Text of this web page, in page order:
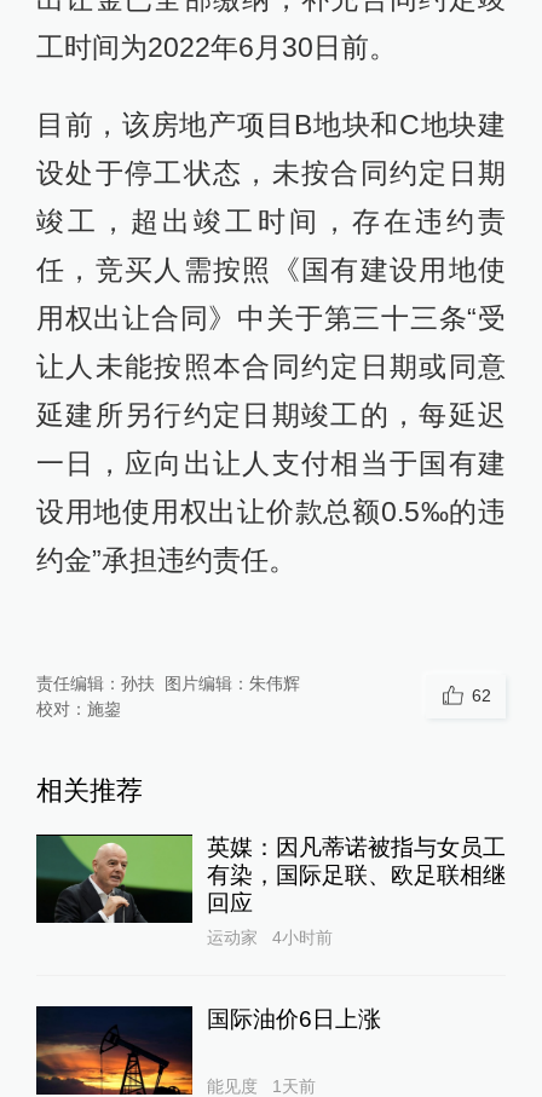
工时间为2022年6月30日前。
目前，该房地产项目B地块和C地块建
设处于停工状态，未按合同约定日期
竣工，超出竣工时间，存在违约责
任，竞买人需按照《国有建设用地使
用权出让合同》中关于第三十三条“受
让人未能按照本合同约定日期或同意
延建所另行约定日期竣工的，每延迟
一日，应向出让人支付相当于国有建
设用地使用权出让价款总额0.5‰的违
约金”承担违约责任。
责任编辑： 孙扶 图片编辑： 朱伟辉
校对： 施鋆
62
相关推荐
英媒：因凡蒂诺被指与女员工
有染，国际足联、欧足联相继
回应
运动家 4小时前
国际油价6日上涨
能见度 1天前